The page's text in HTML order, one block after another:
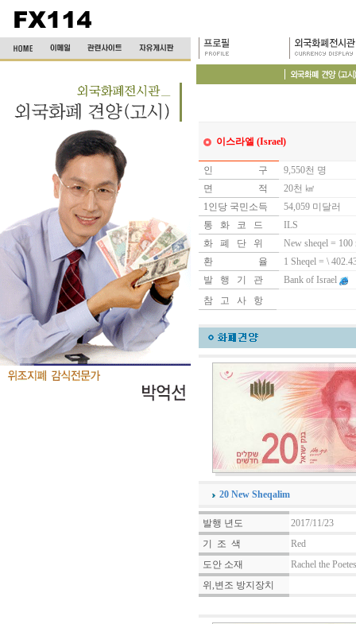
이스라엘 (Israel)
인 구
9,550천 명
면
적
20천 ㎢
1인당 국민소득
54,059 미달러
통 화 코 드
ILS
화 폐 단 위
New sheqel = 100
환
율
1 Sheqel = \
발 행 기 관
Bank of Israel
참 고 사 항
20 New Sheqalim
발행 년도
2017/11/23
기 조 색
Red
도안 소재
Rachel the
위,변조 방지장치